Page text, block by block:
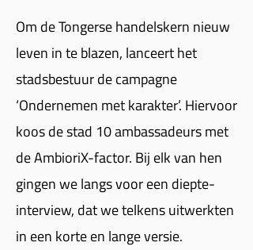
Om de Tongerse handelskern nieuw
leven in te blazen, lanceert het
stadsbestuur de campagne
‘Ondernemen met karakter’. Hiervoor
koos de stad 10 ambassadeurs met
de AmbioriX-factor. Bij elk van hen
gingen we langs voor een diepte-
interview, dat we telkens uitwerkten
in een korte en lange versie.